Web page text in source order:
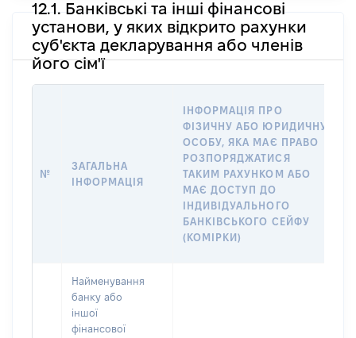
12.1. Банківські та інші фінансові
установи, у яких відкрито рахунки
суб'єкта декларування або членів
його сім'ї
№
ЗАГАЛЬНА
ІНФОРМАЦІЯ
ІНФОРМАЦІЯ ПРО
ФІЗИЧНУ АБО ЮРИДИЧНУ
ОСОБУ, ЯКА МАЄ ПРАВО
РОЗПОРЯДЖАТИСЯ
ТАКИМ РАХУНКОМ АБО
МАЄ ДОСТУП ДО
ІНДИВІДУАЛЬНОГО
БАНКІВСЬКОГО СЕЙФУ
(КОМІРКИ)
Найменування
банку або
іншої
фінансової